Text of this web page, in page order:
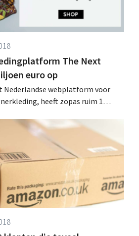
The Next
euro op
Nederlandse webplatform voor
heeft zopas ruim 1
gelanceerde Belgische website
verduurzamen Het
richt zich specifiek tot al
wil kopen en verkopen.